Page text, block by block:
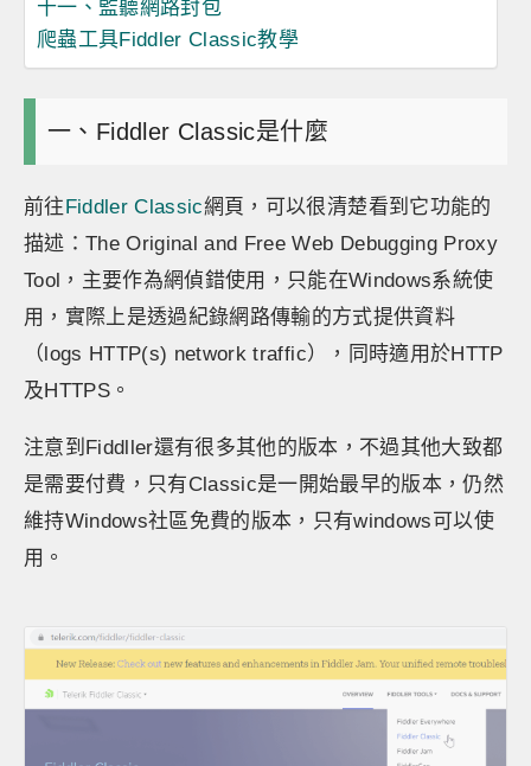
十一、監聽網路封包
爬蟲工具Fiddler Classic教學
一、Fiddler Classic是什麼
前往Fiddler Classic網頁，可以很清楚看到它功能的
描述：The Original and Free Web Debugging Proxy
Tool，主要作為網偵錯使用，只能在Windows系統使
用，實際上是透過紀錄網路傳輸的方式提供資料
（logs HTTP(s) network traffic），同時適用於HTTP
及HTTPS。
注意到Fiddller還有很多其他的版本，不過其他大致都
是需要付費，只有Classic是一開始最早的版本，仍然
維持Windows社區免費的版本，只有windows可以使
用。